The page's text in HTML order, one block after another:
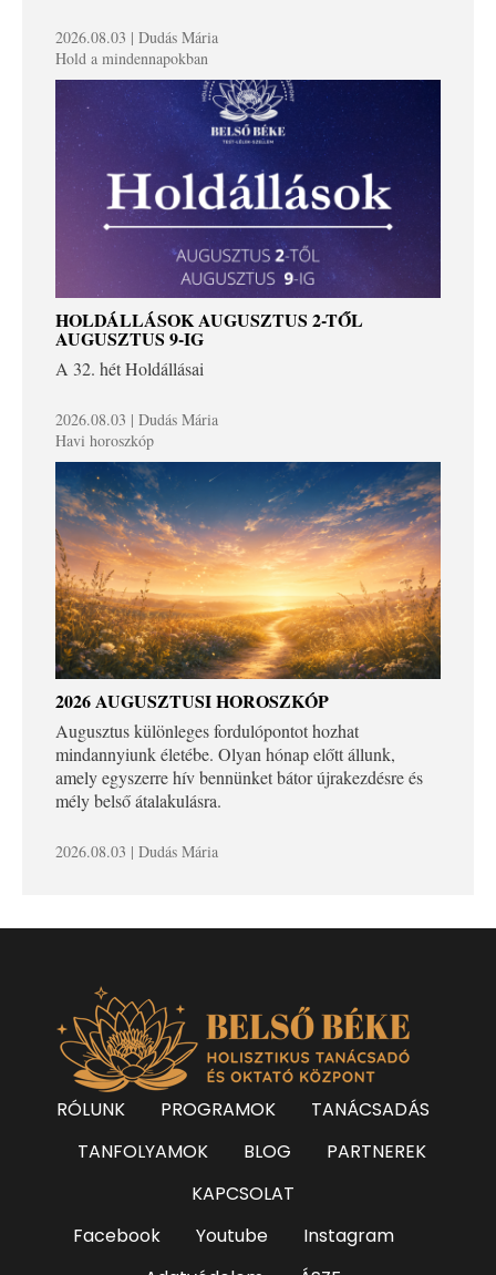
2026.08.03 | Dudás Mária
Hold a mindennapokban
HOLDÁLLÁSOK AUGUSZTUS 2-TŐL
AUGUSZTUS 9-IG
A 32. hét Holdállásai
2026.08.03 | Dudás Mária
Havi horoszkóp
2026 AUGUSZTUSI HOROSZKÓP
Augusztus különleges fordulópontot hozhat
mindannyiunk életébe. Olyan hónap előtt állunk,
amely egyszerre hív bennünket bátor újrakezdésre és
mély belső átalakulásra.
2026.08.03 | Dudás Mária
RÓLUNK PROGRAMOK
TANÁCSADÁS
TANFOLYAMOK
BLOG
PARTNEREK
KAPCSOLAT
Facebook
Youtube
Instagram